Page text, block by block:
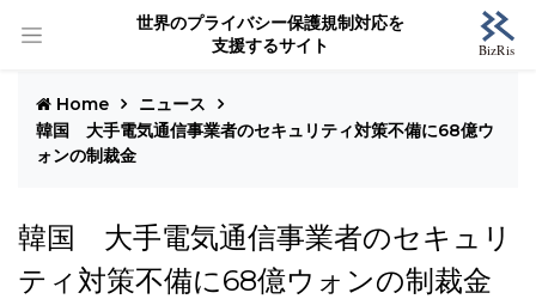
世界のプライバシー保護規制対応を
支援するサイト
Home
ニュース
韓国 大手電気通信事業者のセキュリティ対策不備に68億ウ
ォンの制裁金
韓国 大手電気通信事業者のセキュリ
ティ対策不備に68億ウォンの制裁金